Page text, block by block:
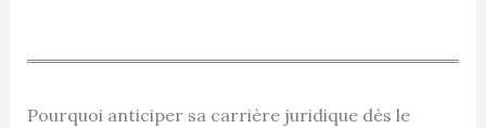
Pourquoi anticiper sa carrière juridique dès le